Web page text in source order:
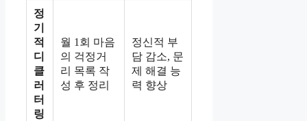
정
기
적
디
클
러
터
링
월 1회 마음
의 걱정거
리 목록 작
성 후 정리
정신적 부
담 감소, 문
제 해결 능
력 향상